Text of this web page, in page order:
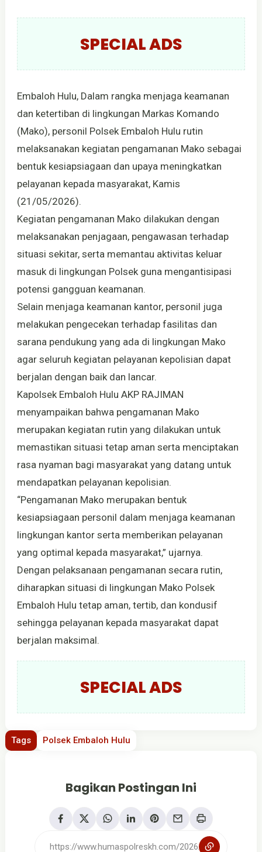
SPECIAL ADS
Embaloh Hulu, Dalam rangka menjaga keamanan
dan ketertiban di lingkungan Markas Komando
(Mako), personil Polsek Embaloh Hulu rutin
melaksanakan kegiatan pengamanan Mako sebagai
bentuk kesiapsiagaan dan upaya meningkatkan
pelayanan kepada masyarakat, Kamis
(21/05/2026).
Kegiatan pengamanan Mako dilakukan dengan
melaksanakan penjagaan, pengawasan terhadap
situasi sekitar, serta memantau aktivitas keluar
masuk di lingkungan Polsek guna mengantisipasi
potensi gangguan keamanan.
Selain menjaga keamanan kantor, personil juga
melakukan pengecekan terhadap fasilitas dan
sarana pendukung yang ada di lingkungan Mako
agar seluruh kegiatan pelayanan kepolisian dapat
berjalan dengan baik dan lancar.
Kapolsek Embaloh Hulu AKP RAJIMAN
menyampaikan bahwa pengamanan Mako
merupakan kegiatan rutin yang dilakukan untuk
memastikan situasi tetap aman serta menciptakan
rasa nyaman bagi masyarakat yang datang untuk
mendapatkan pelayanan kepolisian.
“Pengamanan Mako merupakan bentuk
kesiapsiagaan personil dalam menjaga keamanan
lingkungan kantor serta memberikan pelayanan
yang optimal kepada masyarakat,” ujarnya.
Dengan pelaksanaan pengamanan secara rutin,
diharapkan situasi di lingkungan Mako Polsek
Embaloh Hulu tetap aman, tertib, dan kondusif
sehingga pelayanan kepada masyarakat dapat
berjalan maksimal.
SPECIAL ADS
Tags Polsek Embaloh Hulu
Bagikan Postingan Ini